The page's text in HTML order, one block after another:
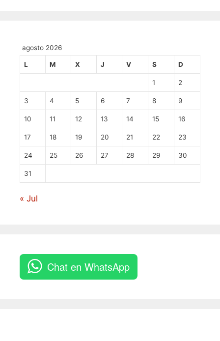
agosto 2026
L M X J V S D
1 2
3 4 5 6 7 8 9
10 11 12 13 14 15 16
17 18 19 20 21 22 23
24 25 26 27 28 29 30
31
« Jul
Chat en WhatsApp